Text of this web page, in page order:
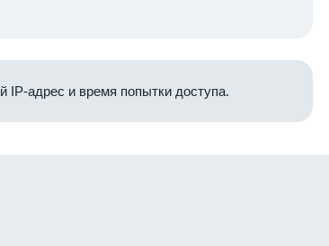
адрес и время попытки доступа.